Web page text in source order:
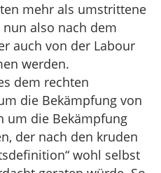
mehr als umstrittene
also nach dem
auch von der Labour
werden.
dem rechten
die Bekämpfung von
um die Bekämpfung
der nach den kruden
wohl selbst